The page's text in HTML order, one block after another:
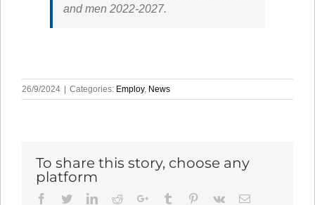
and men 2022-2027.
26/9/2024 Categories: Employ, News
To share this story, choose any
platform
Facebook
TwitterLinkedIn
RedditGoogle+Tumblr Pinterest
Vk Email